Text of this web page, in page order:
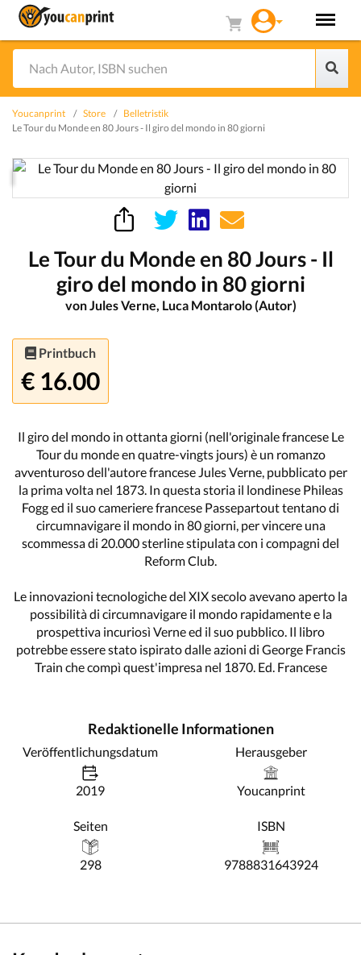
Youcanprint Store
Belletristik
Le Tour du Monde en 80 Jours - Il giro del mondo in 80 giorni
Le Tour du Monde en 80 Jours - Il
giro del mondo in 80 giorni
von Jules Verne, Luca Montarolo (Autor)
Printbuch
€ 16.00
Il giro del mondo in ottanta giorni (nell'originale francese Le
Tour du monde en quatre-vingts jours) è un romanzo
avventuroso dell'autore francese Jules Verne, pubblicato per
la prima volta nel 1873. In questa storia il londinese Phileas
Fogg ed il suo cameriere francese Passepartout tentano di
circumnavigare il mondo in 80 giorni, per vincere una
scommessa di 20.000 sterline stipulata con i compagni del
Reform Club.
Le innovazioni tecnologiche del XIX secolo avevano aperto la
possibilità di circumnavigare il mondo rapidamente e la
prospettiva incuriosì Verne ed il suo pubblico. Il libro
potrebbe essere stato ispirato dalle azioni di George Francis
Train che compì quest'impresa nel 1870. Ed. Francese
Redaktionelle Informationen
Veröffentlichungsdatum
2019
Herausgeber
Youcanprint
Seiten
298
ISBN
9788831643924